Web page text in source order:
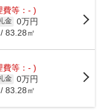
費等：- )
金 0万円
83.28㎡
費等：- )
金 0万円
83.28㎡